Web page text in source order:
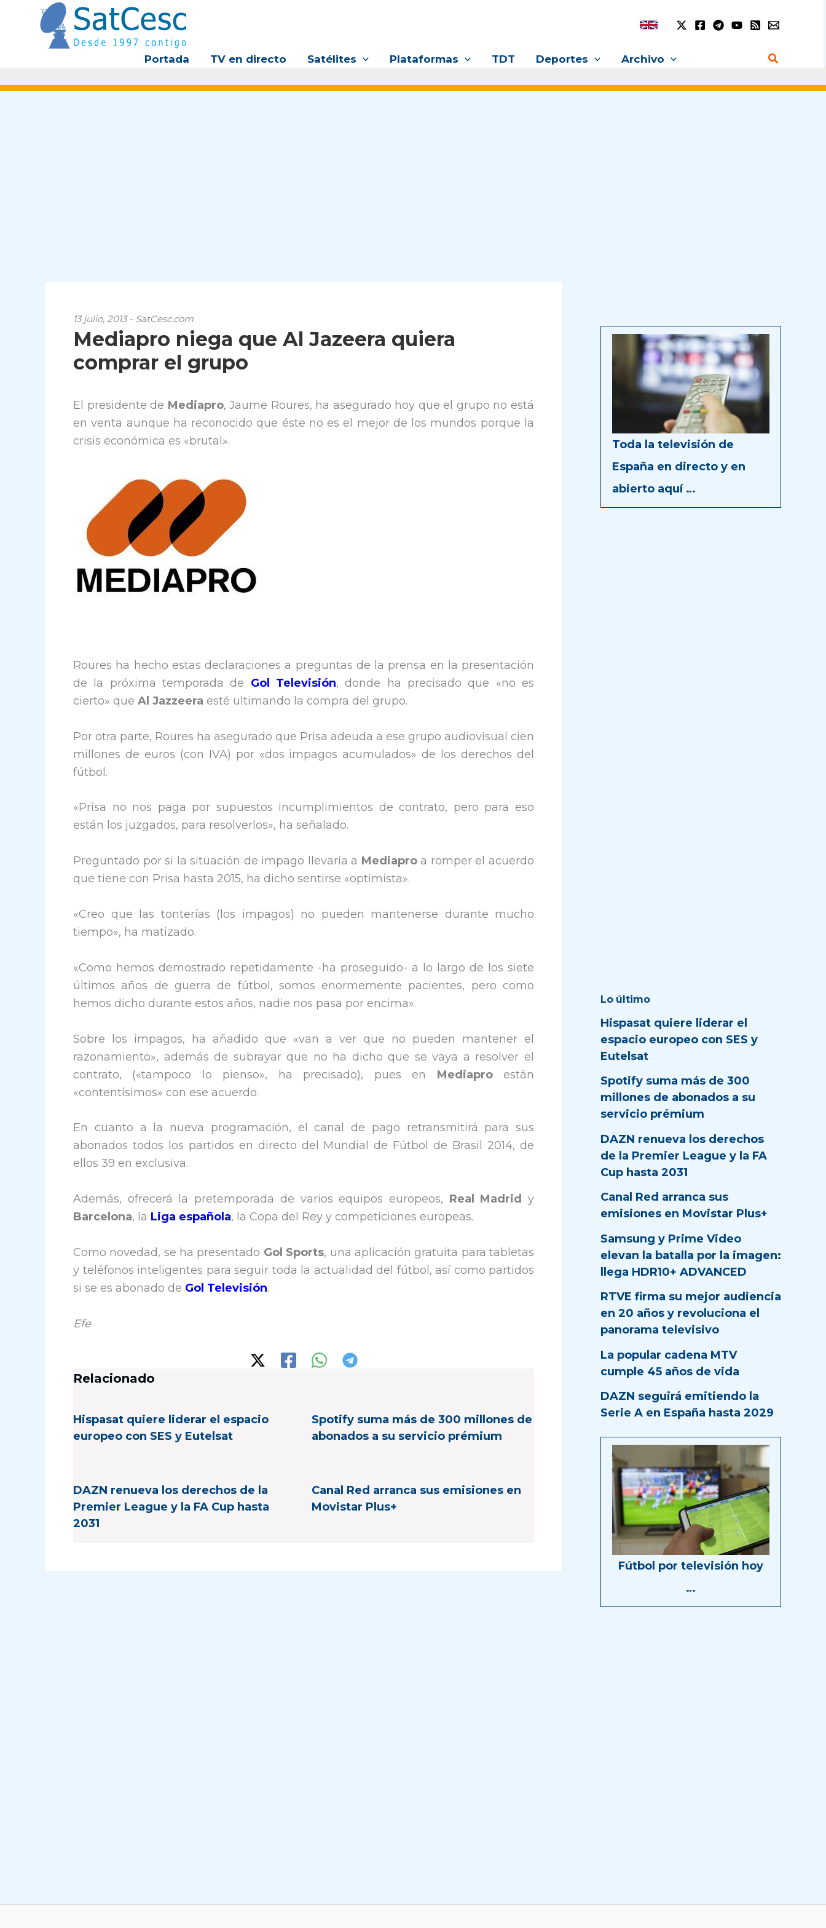
contenido
Portada TV en directo Satélites Plataformas TDT Deportes Archivo Buscar
13 julio, 2013 - SatCesc.com
Mediapro niega que Al Jazeera quiera
comprar el grupo
El presidente de Mediapro, Jaume Roures, ha asegurado hoy que el grupo no está
en venta aunque ha reconocido que éste no es el mejor de los mundos porque la
crisis económica es «brutal».
Roures ha hecho estas declaraciones a preguntas de la prensa en la presentación
de la próxima temporada de Gol Televisión, donde ha precisado que «no es
cierto» que Al Jazzeera esté ultimando la compra del grupo.
Por otra parte, Roures ha asegurado que Prisa adeuda a ese grupo audiovisual cien
millones de euros (con IVA) por «dos impagos acumulados» de los derechos del
fútbol.
«Prisa no nos paga por supuestos incumplimientos de contrato, pero para eso
están los juzgados, para resolverlos», ha señalado.
Preguntado por si la situación de impago llevaría a Mediaproa romper el acuerdo
que tiene con Prisa hasta 2015, ha dicho sentirse «optimista».
«Creo que las tonterías (los impagos) no pueden mantenerse durante mucho
tiempo», ha matizado.
«Como hemos demostrado repetidamente -ha proseguido- a lo largo de los siete
últimos años de guerra de fútbol, somos enormemente pacientes, pero como
hemos dicho durante estos años, nadie nos pasa por encima».
Sobre los impagos, ha añadido que «van a ver que no pueden mantener el
razonamiento», además de subrayar que no ha dicho que se vaya a resolver el
contrato, («tampoco lo pienso», ha precisado), pues en Mediaproestán
«contentísimos» con ese acuerdo.
En cuanto a la nueva programación, el canal de pago retransmitirá para sus
abonados todos los partidos en directo del Mundial de Fútbol de Brasil 2014, de
ellos 39 en exclusiva.
Además, ofrecerá la pretemporada de varios equipos europeos, Real Madrid
y
Barcelona, la Liga española, la Copa del Rey y competiciones europeas.
Como novedad, se ha presentado Gol Sports, una aplicación gratuita para tabletas
y teléfonos inteligentes para seguir toda la actualidad del fútbol, así como partidos
si se es abonado de Gol Televisión.
Efe
Relacionado
Hispasat quiere liderar el espacio
europeo con SES y Eutelsat
Spotify suma más de 300 millones de
abonados a su servicio prémium
DAZN renueva los derechos de la
Premier League y la FA Cup hasta
2031
Canal Red arranca sus emisiones en
Movistar Plus+
Toda la televisión de
España en directo y en
abierto aquí …
Lo último
Hispasat quiere liderar el
espacio europeo con SES y
Eutelsat
Spotify suma más de 300
millones de abonados a su
servicio prémium
DAZN renueva los derechos
de la Premier League y la FA
Cup hasta 2031
Canal Red arranca sus
emisiones en Movistar Plus+
Samsung y Prime Video
elevan la batalla por la imagen:
llega HDR10+ ADVANCED
RTVE firma su mejor audiencia
en 20 años y revoluciona el
panorama televisivo
La popular cadena MTV
cumple 45 años de vida
DAZN seguirá emitiendo la
Serie A en España hasta 2029
Fútbol por televisión hoy
…